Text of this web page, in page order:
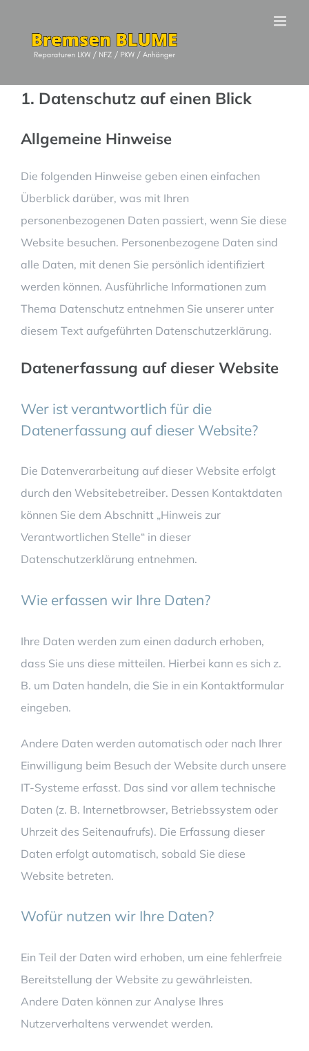
springenDatenschutz­erklärung
1. Datenschutz auf einen Blick
Allgemeine Hinweise
Die folgenden Hinweise geben einen einfachen
Überblick darüber, was mit Ihren
personenbezogenen Daten passiert, wenn Sie diese
Website besuchen. Personenbezogene Daten sind
alle Daten, mit denen Sie persönlich identifiziert
werden können. Ausführliche Informationen zum
Thema Datenschutz entnehmen Sie unserer unter
diesem Text aufgeführten Datenschutzerklärung.
Datenerfassung auf dieser Website
Wer ist verantwortlich für die
Datenerfassung auf dieser Website?
Die Datenverarbeitung auf dieser Website erfolgt
durch den Websitebetreiber. Dessen Kontaktdaten
können Sie dem Abschnitt „Hinweis zur
Verantwortlichen Stelle“ in dieser
Datenschutzerklärung entnehmen.
Wie erfassen wir Ihre Daten?
Ihre Daten werden zum einen dadurch erhoben,
dass Sie uns diese mitteilen. Hierbei kann es sich z.
B. um Daten handeln, die Sie in ein Kontaktformular
eingeben.
Andere Daten werden automatisch oder nach Ihrer
Einwilligung beim Besuch der Website durch unsere
IT-Systeme erfasst. Das sind vor allem technische
Daten (z. B. Internetbrowser, Betriebssystem oder
Uhrzeit des Seitenaufrufs). Die Erfassung dieser
Daten erfolgt automatisch, sobald Sie diese
Website betreten.
Wofür nutzen wir Ihre Daten?
Ein Teil der Daten wird erhoben, um eine fehlerfreie
Bereitstellung der Website zu gewährleisten.
Andere Daten können zur Analyse Ihres
Nutzerverhaltens verwendet werden.